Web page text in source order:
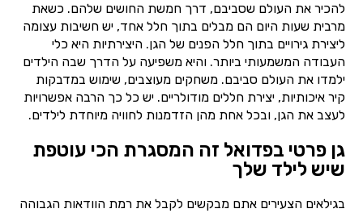
להכיר את העולם שסביבם, דרך חמשת החושים שלהם. כשאת
מרבית שעות היום הם מבלים בתוך חלל אחד, יש חשיבות עצומה
ליצירת גירויים בתוך חלל הפנים של הגן. היצירתיות היא כלי
העבודה המשמעותי ביותר. והיא משפיעה על הדרך שבה הילדים
ילמדו את העולם סביבם. משחקים מעוצבים, שימוש במדבקות
קיר איכותיות, יצירת חללים מודולריים. יש כל כך הרבה אפשרויות
לעצב את הגן, ובכל אחת מהן הזדמנות לחוויה מיוחדת לילדים.
גן פרטי בפדואל זה המסגרת הכי עוטפת
שיש לילד שלך
בגילאים הצעירים אתם מבקשים לקבל את רמת הוודאות הגבוהה